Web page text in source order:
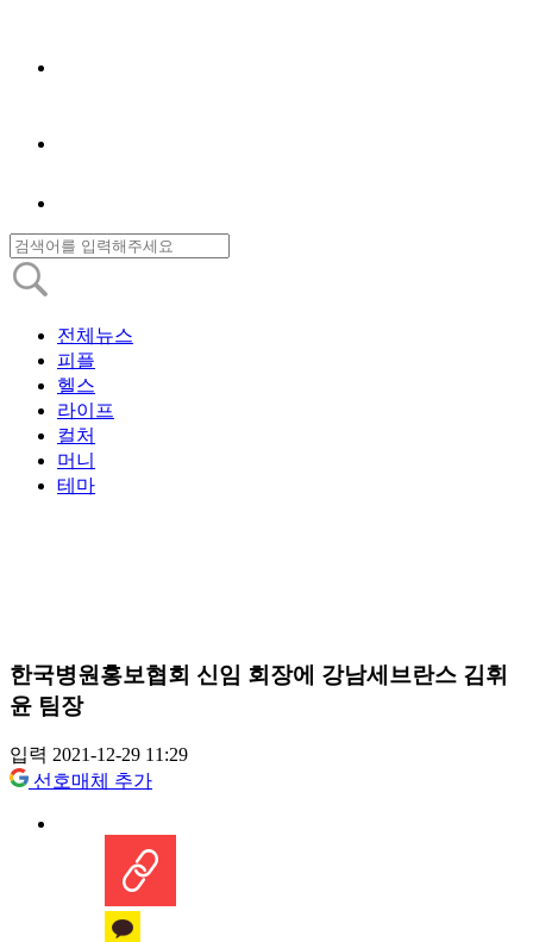
전체뉴스
피플
헬스
라이프
컬처
머니
테마
한국병원홍보협회 신임 회장에 강남세브란스 김휘
윤 팀장
입력 2021-12-29 11:29
선호매체 추가